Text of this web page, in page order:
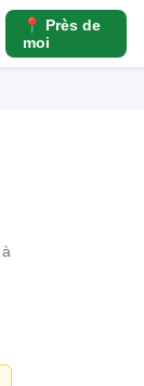
📍 Près de
moi